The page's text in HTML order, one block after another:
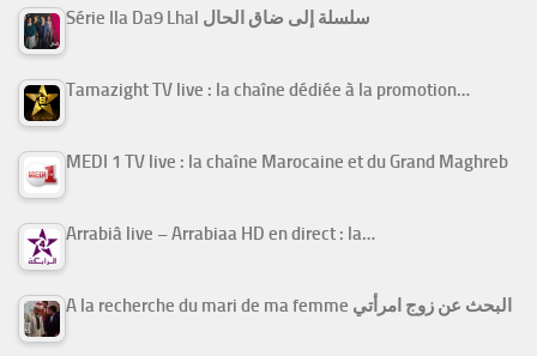
Série Ila Da9 Lhal سلسلة إلى ضاق الحال
Tamazight TV live : la chaîne dédiée à la promotion…
MEDI 1 TV live : la chaîne Marocaine et du Grand Maghreb
Arrabiâ live – Arrabiaa HD en direct : la…
A la recherche du mari de ma femme البحث عن زوج امرأتي